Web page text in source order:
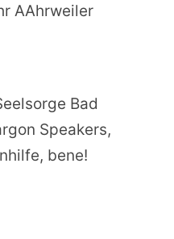
AAhrweiler
Bad
Speakers,
bene!